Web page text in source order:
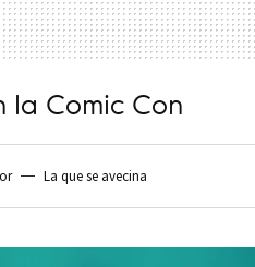
la Comic Con
La que se avecina